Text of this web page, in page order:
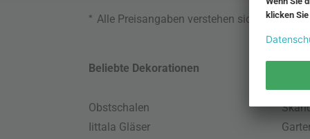
* Alle Preisangaben verstehen sich inklusive
Beliebte Dekorationen
Obstschalen
Iittala Gläser